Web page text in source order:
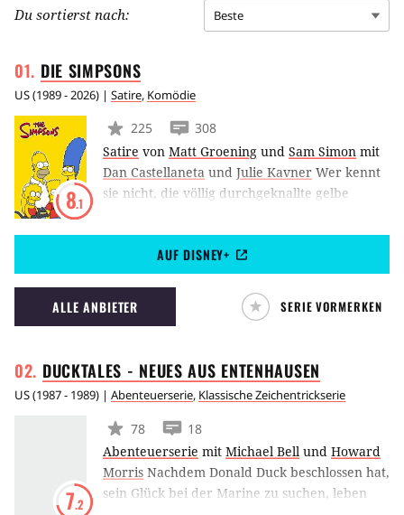
Du sortierst nach: Beste
DIE SIMPSONS
US(1989 - 2026) | Satire, Komödie
8.1
225
308
Satire von Matt Groening und Sam Simon mit
Dan Castellaneta und Julie Kavner Wer kennt
sie nicht, die völlig durchgeknallte gelbe
Homer, der Herr des Hauses, ist eine mehr als
fragwürdige Sicherheitskraft im örtlichen
Atomkraftwerk von Mr. Burns. Zusammen mit
seiner Frau Marge und den Kindern Bart, Lisa
und der kleinen Maggie erleben sie seit 1989
AUF DISNEY+
ALLE ANBIETER SERIE VORMERKEN
DUCKTALES - NEUES AUS ENTENHAUSEN
US(1987 - 1989) | Abenteuerserie, Klassische Zeichentrickserie
7.2
78
18
Abenteuerserie mit Michael Bell und Howard
Morris Nachdem Donald Duck beschlossen hat,
sein Glück bei der Marine zu suchen, leben